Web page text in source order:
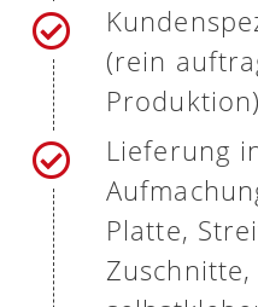
(rein
Produktion)
Lieferung
Platte,